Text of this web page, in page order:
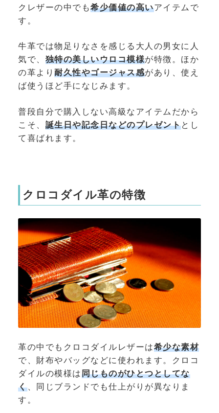
クレザーの中でも希少価値の高いアイテムで
す。
牛革では物足りなさを感じる大人の男女に人
気で、 独特の美しいウロコ模様が特徴。ほか
の革より 耐久性やゴージャス感があり、使え
ば使うほど手になじみます。
普段自分で購入しない高級なアイテムだから
こそ、 誕生日や記念日などのプレゼントとし
て喜ばれます。
クロコダイル革の特徴
革の中でもクロコダイルレザーは希少な素材
で、財布やバッグなどに使われます。クロコ
ダイルの模様は同じものがひとつとしてな
く、同じブランドでも仕上がりが異なりま
す。